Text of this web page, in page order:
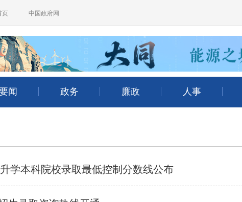
学本科院校录取最低控制分数线公布